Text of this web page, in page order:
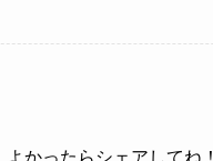
よかったらシェアしてね！